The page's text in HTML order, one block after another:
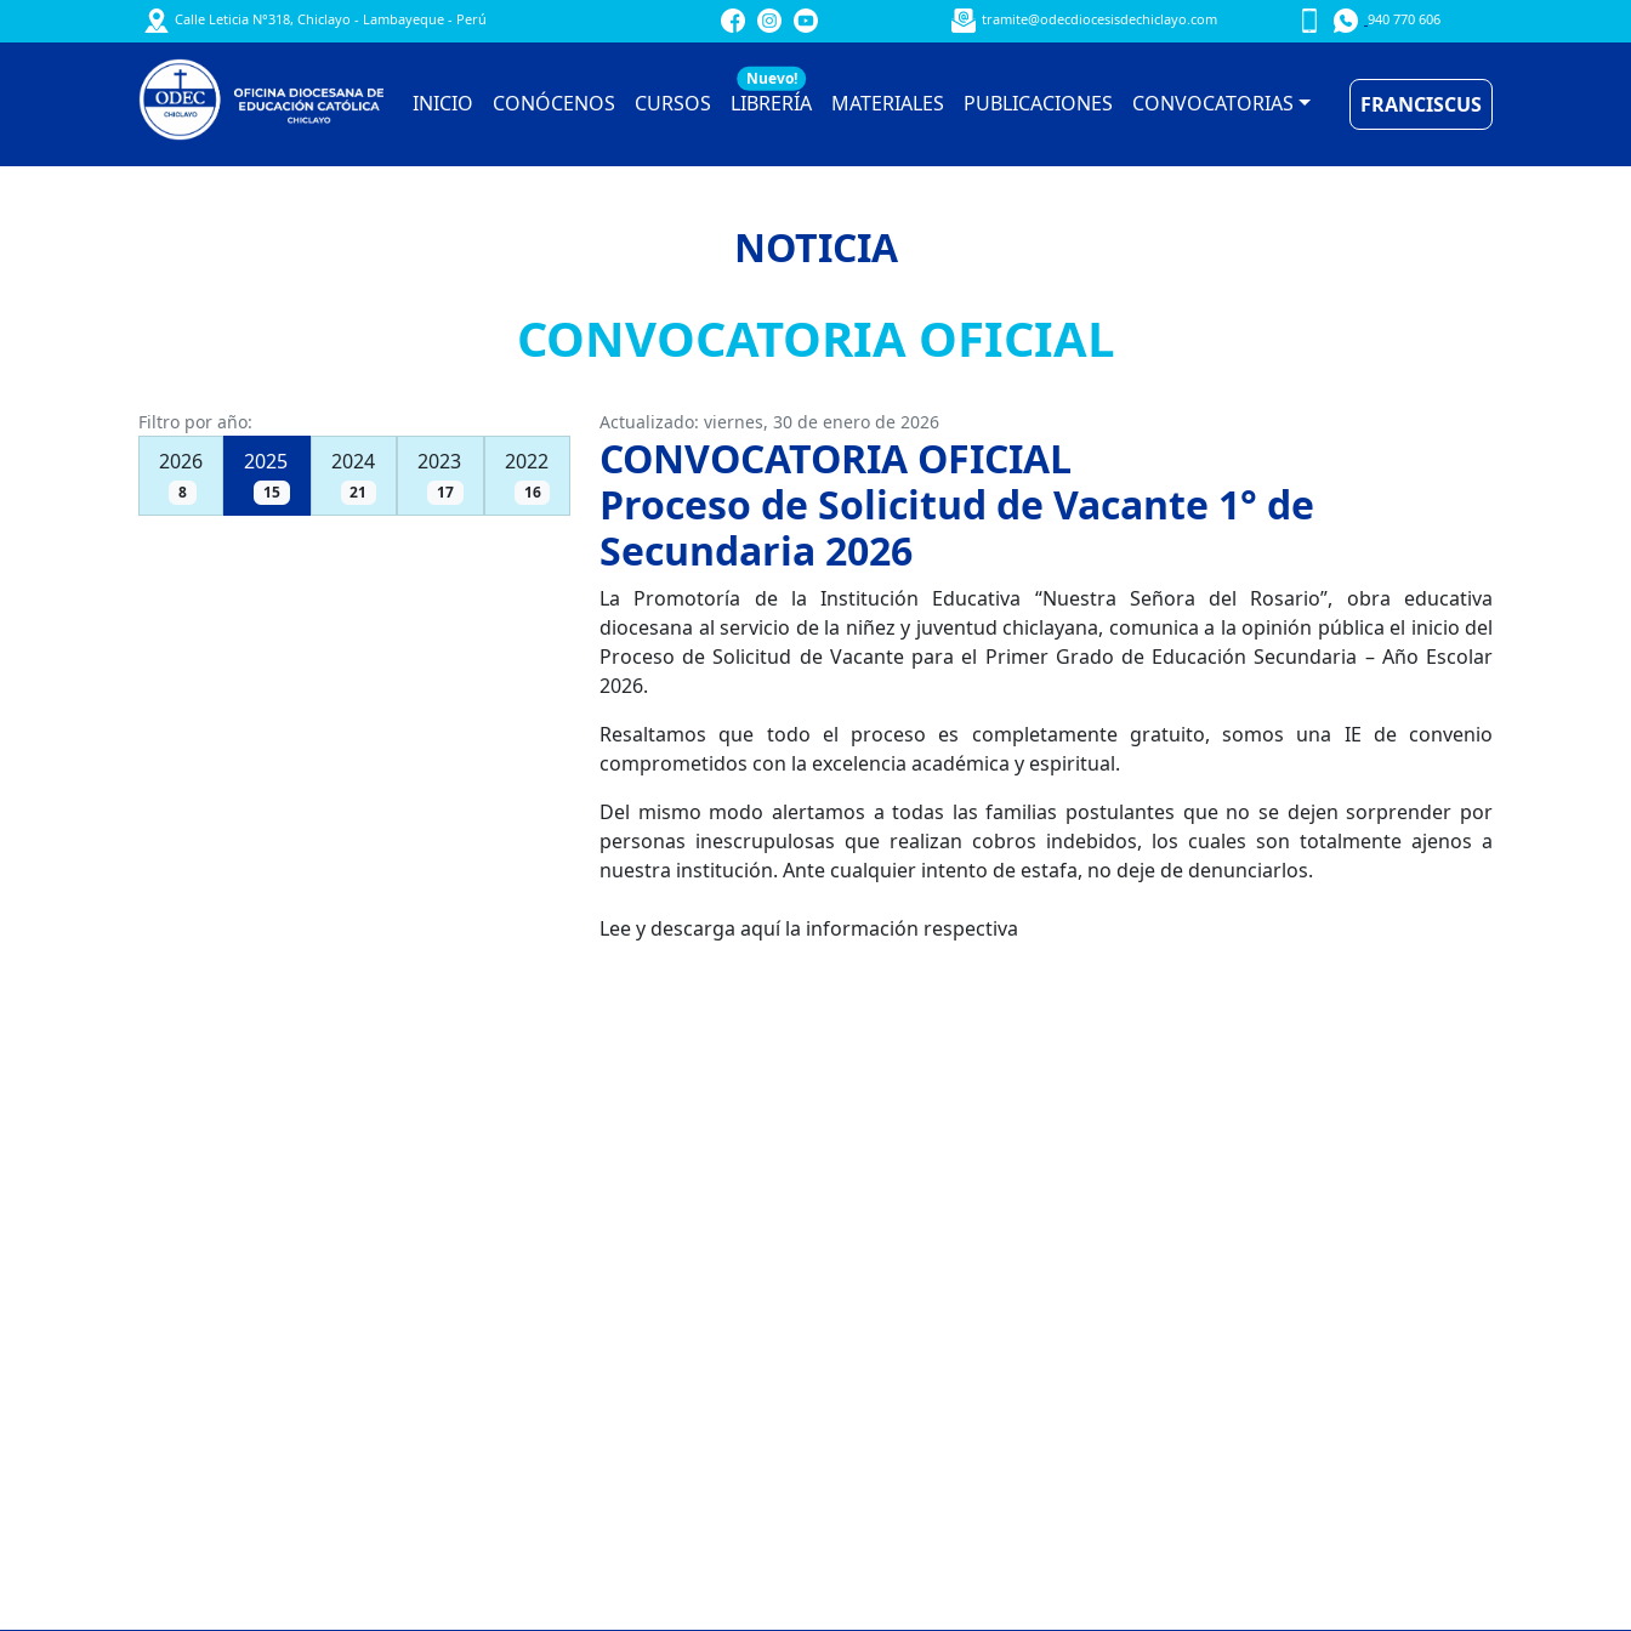
Calle Leticia N°318, Chiclayo - Lambayeque - Perú tramite@odecdiocesisdechiclayo.com 940 770 606
INICIO CONÓCENOS CURSOS LIBRERÍA
Nuevo!
MATERIALES PUBLICACIONES CONVOCATORIAS FRANCISCUS
NOTICIA
CONVOCATORIA OFICIAL
Filtro por año:
2026
8
2025
15
2024
21
2023
17
2022
16
Actualizado: viernes, 30 de enero de 2026
CONVOCATORIA OFICIAL
Proceso de Solicitud de Vacante 1° de
Secundaria 2026
La Promotoría de la Institución Educativa “Nuestra Señora del Rosario”, obra educativa
diocesana al servicio de la niñez y juventud chiclayana, comunica a la opinión pública el inicio del
Proceso de Solicitud de Vacante para el Primer Grado de Educación Secundaria – Año Escolar
2026.
Resaltamos que todo el proceso es completamente gratuito, somos una IE de convenio
comprometidos con la excelencia académica y espiritual.
Del mismo modo alertamos a todas las familias postulantes que no se dejen sorprender por
personas inescrupulosas que realizan cobros indebidos, los cuales son totalmente ajenos a
nuestra institución. Ante cualquier intento de estafa, no deje de denunciarlos.
Lee y descarga aquí la información respectiva